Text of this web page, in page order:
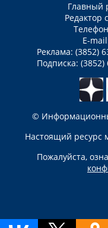
Главный
Редактор
E-
Реклама: (3852)
Подписка: (3852)
©
Настоящий ресурс
Пожалуйста,